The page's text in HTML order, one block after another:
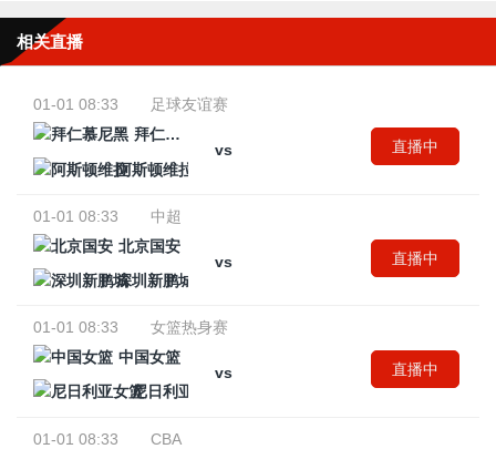
相关直播
01-01 08:33
足球友谊赛
拜仁慕尼黑
vs
阿斯顿维拉
直播中
01-01 08:33
中超
北京国安
vs
深圳新鹏城
直播中
01-01 08:33
女篮热身赛
中国女篮
vs
尼日利亚女篮
直播中
01-01 08:33
CBA